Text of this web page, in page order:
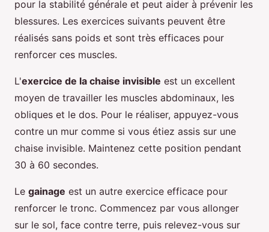
pour la stabilité générale et peut aider à prévenir les
blessures. Les exercices suivants peuvent être
réalisés sans poids et sont très efficaces pour
renforcer ces muscles.
L'exercice de la chaise invisible est un excellent
moyen de travailler les muscles abdominaux, les
obliques et le dos. Pour le réaliser, appuyez-vous
contre un mur comme si vous étiez assis sur une
chaise invisible. Maintenez cette position pendant
30 à 60 secondes.
Le gainage est un autre exercice efficace pour
renforcer le tronc. Commencez par vous allonger
sur le sol, face contre terre, puis relevez-vous sur